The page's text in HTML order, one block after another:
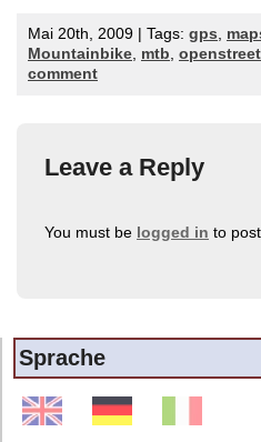
Mai 20th, 2009 | Tags: gps,
Mountainbike, mtb,
comment
Leave a Reply
You must be logged in to
Sprache